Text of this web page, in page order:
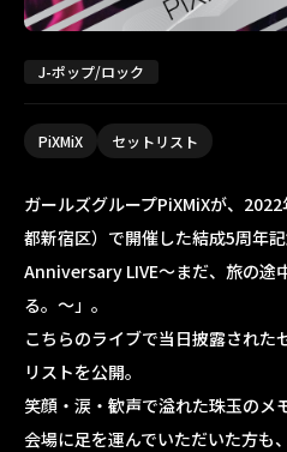
J-ポップ/ロック
PiXMiX セットリスト
ガールズグループPiXMiXが、2022
都新宿区）で開催した結成5周年
Anniversary LIVE〜まだ、旅の途
る。〜」 。
こちらのライブで当日披露された
リストを公開。
笑顔・涙・歓声で溢れた珠玉のメ
会場に足を運んでいただいた方も